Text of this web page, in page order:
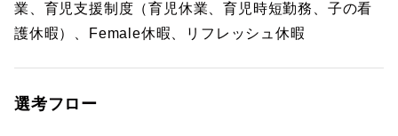
業、育児支援制度（育児休業、育児時短勤務、子の看
護休暇）、Female休暇、リフレッシュ休暇
選考フロー